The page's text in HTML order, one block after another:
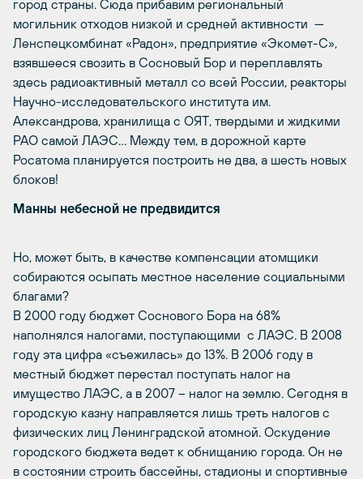
город страны. Сюда прибавим региональный
могильник отходов низкой и средней активности —
Ленспецкомбинат «Радон», предприятие «Экомет-С»,
взявшееся свозить в Сосновый Бор и переплавлять
здесь радиоактивный металл со всей России, реакторы
Научно-исследовательского института им.
Александрова, хранилища с ОЯТ, твердыми и жидкими
РАО самой ЛАЭС… Между тем, в дорожной карте
Росатома планируется построить не два, а шесть новых
блоков!
Манны небесной не предвидится
Но, может быть, в качестве компенсации атомщики
собираются осыпать местное население социальными
благами?
В 2000 году бюджет Соснового Бора на 68%
наполнялся налогами, поступающими с ЛАЭС. В 2008
году эта цифра «съежилась» до 13%. В 2006 году в
местный бюджет перестал поступать налог на
имущество ЛАЭС, а в 2007 – налог на землю. Сегодня в
городскую казну направляется лишь треть налогов с
физических лиц Ленинградской атомной. Оскудение
городского бюджета ведет к обнищанию города. Он не
в состоянии строить бассейны, стадионы и спортивные